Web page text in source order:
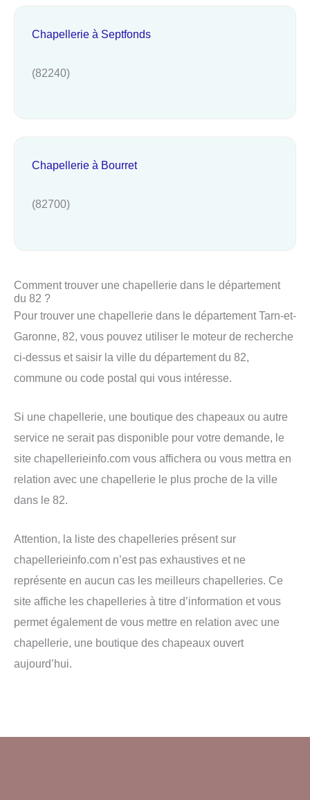
Chapellerie à Septfonds
(82240)
Chapellerie à Bourret
(82700)
Comment trouver une chapellerie dans le département
du 82 ?
Pour trouver une chapellerie dans le département Tarn-et-
Garonne, 82, vous pouvez utiliser le moteur de recherche
ci-dessus et saisir la ville du département du 82,
commune ou code postal qui vous intéresse.
Si une chapellerie, une boutique des chapeaux ou autre
service ne serait pas disponible pour votre demande, le
site chapellerieinfo.com vous affichera ou vous mettra en
relation avec une chapellerie le plus proche de la ville
dans le 82.
Attention, la liste des chapelleries présent sur
chapellerieinfo.com n’est pas exhaustives et ne
représente en aucun cas les meilleurs chapelleries. Ce
site affiche les chapelleries à titre d’information et vous
permet également de vous mettre en relation avec une
chapellerie, une boutique des chapeaux ouvert
aujourd’hui.